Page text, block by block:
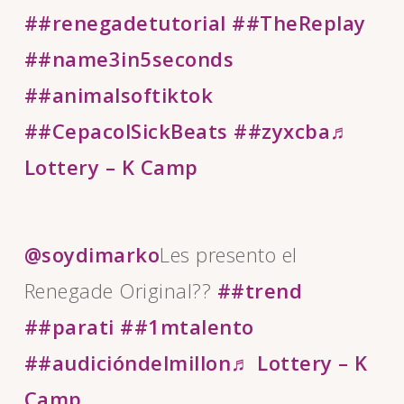
##renegadetutorial ##TheReplay
##name3in5seconds
##animalsoftiktok
##CepacolSickBeats ##zyxcba♬
Lottery – K Camp
@soydimarkoLes presento el
Renegade Original?? ##trend
##parati ##1mtalento
##audicióndelmillon♬ Lottery – K